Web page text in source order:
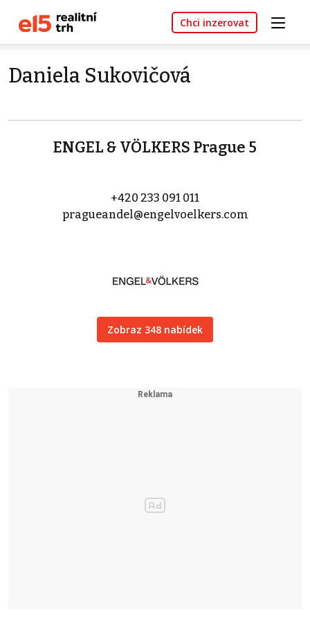
Chci inzerovat
Daniela Sukovičová
ENGEL & VÖLKERS Prague 5
+420 233 091 011
pragueandel@engelvoelkers.com
Zobraz 348 nabídek